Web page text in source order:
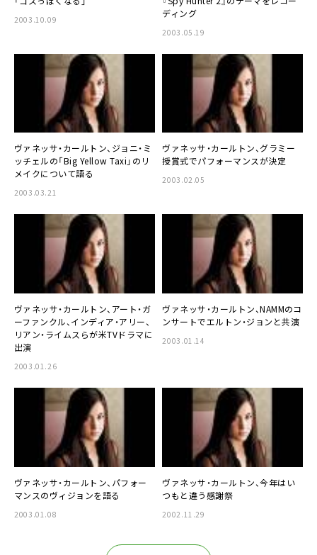
2003.10.09
ディング
2003.05.19
ヴァネッサ・カールトン、ジョニ・ミ
ッチェルの「Big Yellow Taxi」のリ
メイクについて語る
2003.03.21
ヴァネッサ・カールトン、グラミー
授賞式でパフォーマンスが決定
2003.02.05
ヴァネッサ・カールトン、アート・ガ
ーファンクル、インディア・アリー、
リアン・ライムスらが米TVドラマに
出演
2003.01.26
ヴァネッサ・カールトン、NAMMのコ
ンサートでエルトン・ジョンと共演
2003.01.14
ヴァネッサ・カールトン、パフォー
マンスのヴィジョンを語る
2003.01.08
ヴァネッサ・カールトン、今年はい
つもと違う感謝祭
2002.11.29